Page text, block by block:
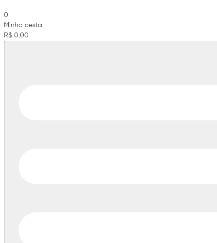
0
Minha cesta
R$ 0,00